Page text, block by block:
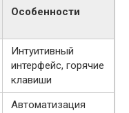
Особенности
Интуитивный
интерфейс, горячие
клавиши
Автоматизация